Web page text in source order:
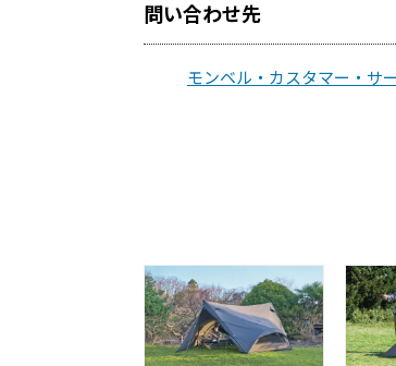
問い合わせ先
モンベル・カスタマー・サ